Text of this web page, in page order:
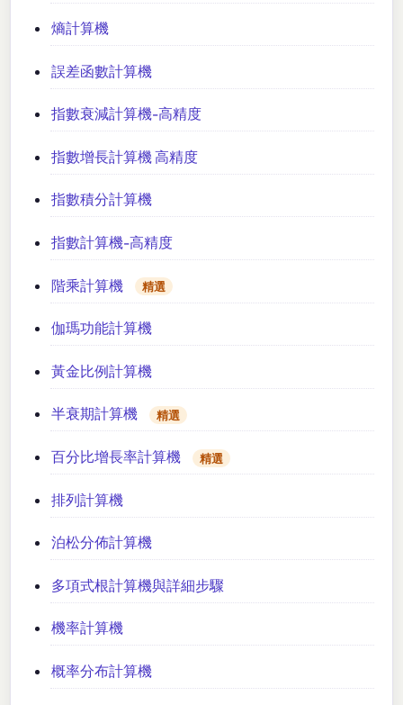
熵計算機
誤差函數計算機
指數衰減計算機-高精度
指數增長計算機 高精度
指數積分計算機
指數計算機-高精度
階乘計算機 精選
伽瑪功能計算機
黃金比例計算機
半衰期計算機 精選
百分比增長率計算機 精選
排列計算機
泊松分佈計算機
多項式根計算機與詳細步驟
機率計算機
概率分布計算機